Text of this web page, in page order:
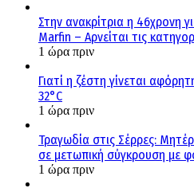
Στην ανακρίτρια η 46χρονη
Marfin – Αρνείται τις
1 ώρα πριν
Γιατί η ζέστη γίνεται
32°C
1 ώρα πριν
Τραγωδία στις Σέρρες:
σε μετωπική σύγκρουση με
1 ώρα πριν